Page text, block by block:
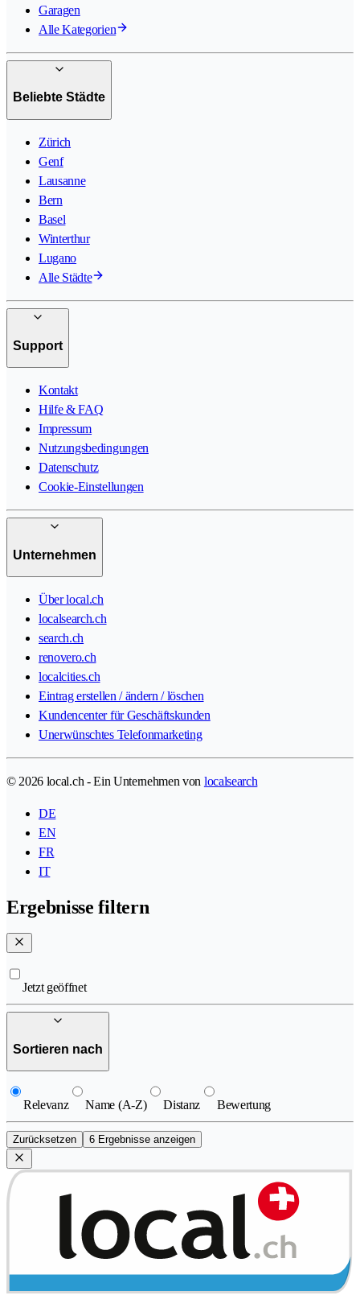
Garagen
Alle Kategorien
Beliebte Städte
Zürich
Genf
Lausanne
Bern
Basel
Winterthur
Lugano
Alle Städte
Support
Kontakt
Hilfe & FAQ
Impressum
Nutzungsbedingungen
Datenschutz
Cookie-Einstellungen
Unternehmen
Über local.ch
localsearch.ch
search.ch
renovero.ch
localcities.ch
Eintrag erstellen / ändern / löschen
Kundencenter für Geschäftskunden
Unerwünschtes Telefonmarketing
© 2026 local.ch - Ein Unternehmen von localsearch
DE
EN
FR
IT
Ergebnisse filtern
Jetzt geöffnet
Sortieren nach
Relevanz Name (A-Z) Distanz Bewertung
Zurücksetzen 6 Ergebnisse anzeigen